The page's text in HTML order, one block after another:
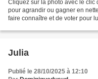
Cliquez sur la photo avec le clic
pour agrandir ou gagner en
faire connaître et de voter pour
Julia
Publié le 28/10/2025 à 12:10